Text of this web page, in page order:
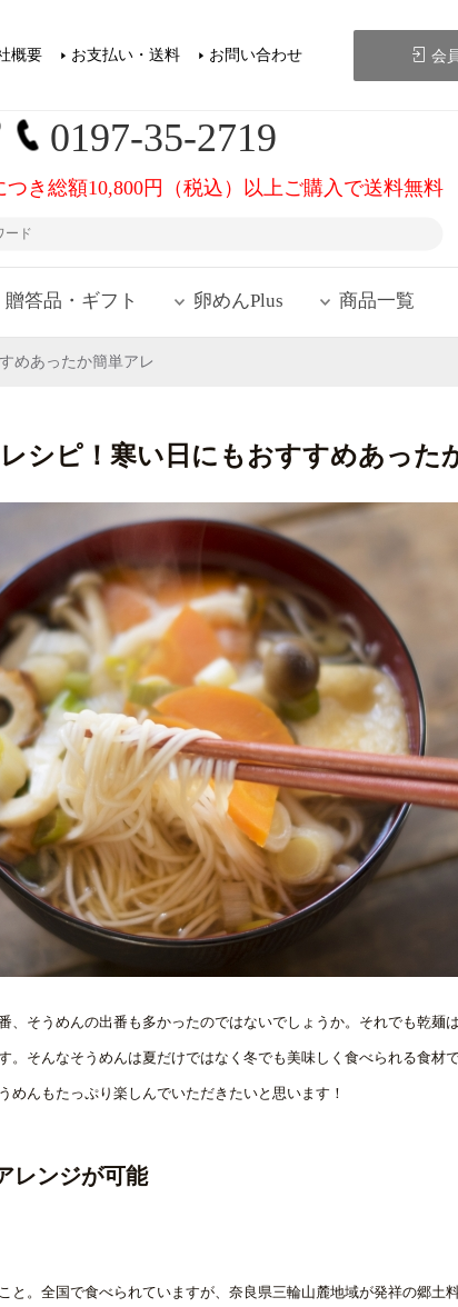
0197-35-2719
つき総額10,800円（税込）以上ご購入で送料無料
概要 お支払い・送料 お問い合わせ 会
贈答品・ギフト 卵めんPlus 商品一覧
めあったか簡単アレ
シピ！寒い日にもおすすめあった
、そうめんの出番も多かったのではないでしょうか。それでも乾麺
。そんなそうめんは夏だけではなく冬でも美味しく食べられる食材
んもたっぷり楽しんでいただきたいと思います！
レンジが可能
と。全国で食べられていますが、奈良県三輪山麓地域が発祥の郷土